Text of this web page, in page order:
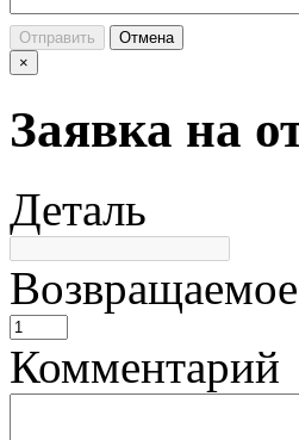
Отправить
Отмена
×
Заявка на
Деталь
Комментарий